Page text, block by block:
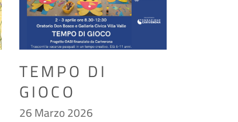
TEMPO DI
GIOCO
26 Marzo 2026